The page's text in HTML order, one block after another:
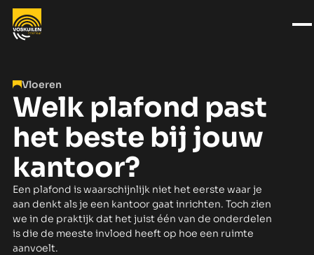
Vloeren
Welk plafond past
het beste bij jouw
kantoor?
Een plafond is waarschijnlijk niet het eerste waar je
aan denkt als je een kantoor gaat inrichten. Toch zien
we in de praktijk dat het juist één van de onderdelen
is die de meeste invloed heeft op hoe een ruimte
aanvoelt.